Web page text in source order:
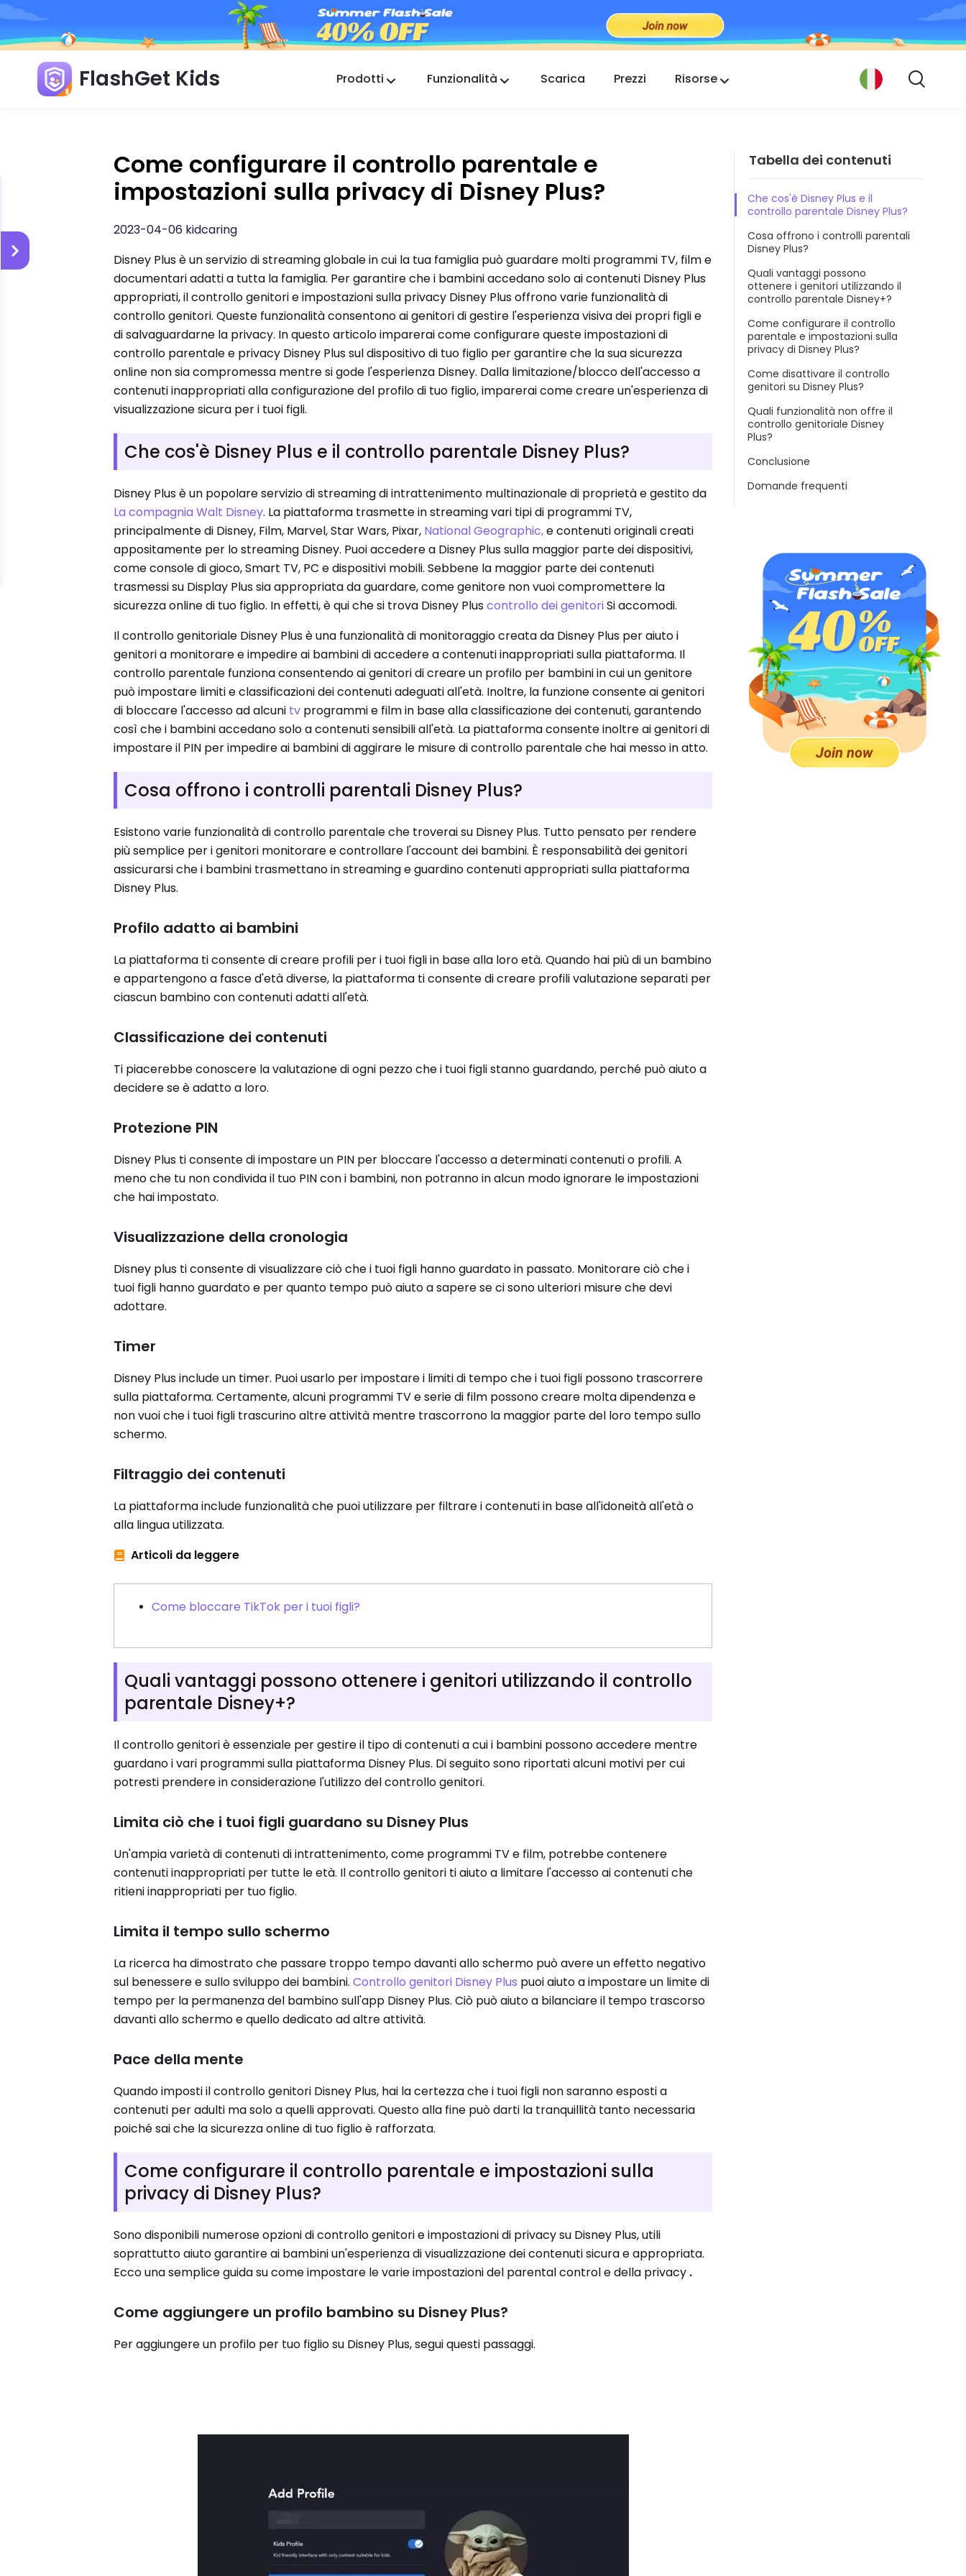
FlashGet Kids Prodotti
FlashGet Finder
La sicurezza antifurto del tuo telefono, la nostra
responsabilità.
Funzionalità Scarica Prezzi Risorse
Come configurare il controllo parentale e
impostazioni sulla privacy di Disney Plus?
2023-04-06 kidcaring
Disney Plus è un servizio di streaming globale in cui la tua famiglia può guardare molti programmi TV, film e
documentari adatti a tutta la famiglia. Per garantire che i bambini accedano solo ai contenuti Disney Plus
appropriati, il controllo genitori e impostazioni sulla privacy Disney Plus offrono varie funzionalità di
controllo genitori. Queste funzionalità consentono ai genitori di gestire l'esperienza visiva dei propri figli e
di salvaguardarne la privacy. In questo articolo imparerai come configurare queste impostazioni di
controllo parentale e privacy Disney Plus sul dispositivo di tuo figlio per garantire che la sua sicurezza
online non sia compromessa mentre si gode l'esperienza Disney. Dalla limitazione/blocco dell'accesso a
contenuti inappropriati alla configurazione del profilo di tuo figlio, imparerai come creare un'esperienza di
visualizzazione sicura per i tuoi figli.
Che cos'è Disney Plus e il controllo parentale Disney Plus?
Disney Plus è un popolare servizio di streaming di intrattenimento multinazionale di proprietà e gestito da
La compagnia Walt Disney. La piattaforma trasmette in streaming vari tipi di programmi TV,
principalmente di Disney, Film, Marvel, Star Wars, Pixar, National Geographic,e contenuti originali creati
appositamente per lo streaming Disney. Puoi accedere a Disney Plus sulla maggior parte dei dispositivi,
come console di gioco, Smart TV, PC e dispositivi mobili. Sebbene la maggior parte dei contenuti
trasmessi su Display Plus sia appropriata da guardare, come genitore non vuoi compromettere la
sicurezza online di tuo figlio. In effetti, è qui che si trova Disney Pluscontrollo dei genitoriSi accomodi.
Il controllo genitoriale Disney Plus è una funzionalità di monitoraggio creata da Disney Plus per aiuto i
genitori a monitorare e impedire ai bambini di accedere a contenuti inappropriati sulla piattaforma. Il
controllo parentale funziona consentendo ai genitori di creare un profilo per bambini in cui un genitore
può impostare limiti e classificazioni dei contenuti adeguati all'età. Inoltre, la funzione consente ai genitori
di bloccare l'accesso ad alcuni tv programmi e film in base alla classificazione dei contenuti, garantendo
così che i bambini accedano solo a contenuti sensibili all'età. La piattaforma consente inoltre ai genitori di
impostare il PIN per impedire ai bambini di aggirare le misure di controllo parentale che hai messo in atto.
Cosa offrono i controlli parentali Disney Plus?
Esistono varie funzionalità di controllo parentale che troverai su Disney Plus. Tutto pensato per rendere
più semplice per i genitori monitorare e controllare l'account dei bambini. È responsabilità dei genitori
assicurarsi che i bambini trasmettano in streaming e guardino contenuti appropriati sulla piattaforma
Disney Plus.
Profilo adatto ai bambini
La piattaforma ti consente di creare profili per i tuoi figli in base alla loro età. Quando hai più di un bambino
e appartengono a fasce d'età diverse, la piattaforma ti consente di creare profili valutazione separati per
ciascun bambino con contenuti adatti all'età.
Classificazione dei contenuti
Ti piacerebbe conoscere la valutazione di ogni pezzo che i tuoi figli stanno guardando, perché può aiuto a
decidere se è adatto a loro.
Protezione PIN
Disney Plus ti consente di impostare un PIN per bloccare l'accesso a determinati contenuti o profili. A
meno che tu non condivida il tuo PIN con i bambini, non potranno in alcun modo ignorare le impostazioni
che hai impostato.
Visualizzazione della cronologia
Disney plus ti consente di visualizzare ciò che i tuoi figli hanno guardato in passato. Monitorare ciò che i
tuoi figli hanno guardato e per quanto tempo può aiuto a sapere se ci sono ulteriori misure che devi
adottare.
Timer
Disney Plus include un timer. Puoi usarlo per impostare i limiti di tempo che i tuoi figli possono trascorrere
sulla piattaforma. Certamente, alcuni programmi TV e serie di film possono creare molta dipendenza e
non vuoi che i tuoi figli trascurino altre attività mentre trascorrono la maggior parte del loro tempo sullo
schermo.
Filtraggio dei contenuti
La piattaforma include funzionalità che puoi utilizzare per filtrare i contenuti in base all'idoneità all'età o
alla lingua utilizzata.
Articoli da leggere
Come bloccare TikTok per i tuoi figli?
Quali vantaggi possono ottenere i genitori utilizzando il controllo
parentale Disney+?
Il controllo genitori è essenziale per gestire il tipo di contenuti a cui i bambini possono accedere mentre
guardano i vari programmi sulla piattaforma Disney Plus. Di seguito sono riportati alcuni motivi per cui
potresti prendere in considerazione l'utilizzo del controllo genitori.
Limita ciò che i tuoi figli guardano su Disney Plus
Un'ampia varietà di contenuti di intrattenimento, come programmi TV e film, potrebbe contenere
contenuti inappropriati per tutte le età. Il controllo genitori ti aiuto a limitare l'accesso ai contenuti che
ritieni inappropriati per tuo figlio.
Limita il tempo sullo schermo
La ricerca ha dimostrato che passare troppo tempo davanti allo schermo può avere un effetto negativo
sul benessere e sullo sviluppo dei bambini.Controllo genitori Disney Plus puoi aiuto a impostare un limite di
tempo per la permanenza del bambino sull'app Disney Plus. Ciò può aiuto a bilanciare il tempo trascorso
davanti allo schermo e quello dedicato ad altre attività.
Pace della mente
Quando imposti il ​​controllo genitori Disney Plus, hai la certezza che i tuoi figli non saranno esposti a
contenuti per adulti ma solo a quelli approvati. Questo alla fine può darti la tranquillità tanto necessaria
poiché sai che la sicurezza online di tuo figlio è rafforzata.
Come configurare il controllo parentale e impostazioni sulla
privacy di Disney Plus?
Sono disponibili numerose opzioni di controllo genitori e impostazioni di privacy su Disney Plus, utili
soprattutto aiuto garantire ai bambini un'esperienza di visualizzazione dei contenuti sicura e appropriata.
Ecco una semplice guida su come impostare le varie impostazioni del parental control e della privacy .
Come aggiungere un profilo bambino su Disney Plus?
Per aggiungere un profilo per tuo figlio su Disney Plus, segui questi passaggi.
Tabella dei contenuti
Che cos'è Disney Plus e il
controllo parentale Disney Plus?
Cosa offrono i controlli parentali
Disney Plus?
Quali vantaggi possono
ottenere i genitori utilizzando il
controllo parentale Disney+?
Come configurare il controllo
parentale e impostazioni sulla
privacy di Disney Plus?
Come disattivare il controllo
genitori su Disney Plus?
Quali funzionalità non offre il
controllo genitoriale Disney
Plus?
Conclusione
Domande frequenti